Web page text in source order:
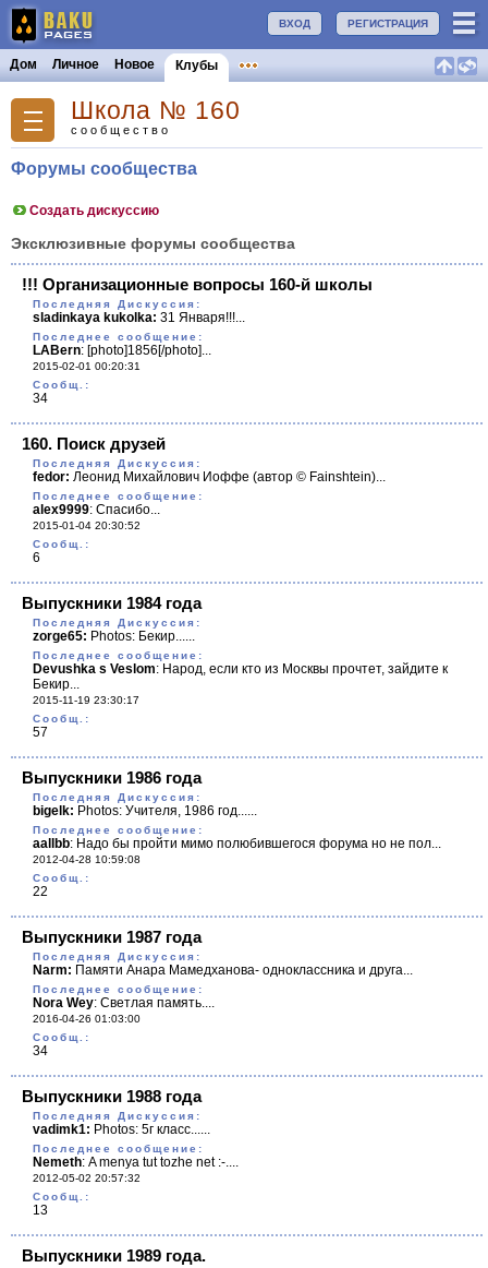
РЕГИСТРАЦИЯ
ВХОД
Дом Личное Новое Клубы
Школа № 160
сообщество
Форумы сообщества
Создать дискуссию
Эксклюзивные форумы сообщества
!!! Организационные вопросы 160-й школы
Последняя Дискуссия:
sladinkaya kukolka: 31 Января!!!...
Последнее сообщение:
LABern: [photo]1856[/photo]...
2015-02-01 00:20:31
Cообщ.:
34
160. Поиск друзей
Последняя Дискуссия:
fedor: Леонид Михайлович Иоффе (автор © Fainshtein)...
Последнее сообщение:
alex9999: Спасибо...
2015-01-04 20:30:52
Cообщ.:
6
Выпускники 1984 года
Последняя Дискуссия:
zorge65: Photos: Бекир......
Последнее сообщение:
Devushka s Veslom: Народ, если кто из Москвы прочтет, зайдите к
Бекир...
2015-11-19 23:30:17
Cообщ.:
57
Выпускники 1986 года
Последняя Дискуссия:
bigelk: Photos: Учителя, 1986 год......
Последнее сообщение:
aallbb: Надо бы пройти мимо полюбившегося форума но не пол...
2012-04-28 10:59:08
Cообщ.:
22
Выпускники 1987 года
Последняя Дискуссия:
Narm: Памяти Анара Мамедханова- одноклассника и друга...
Последнее сообщение:
Nora Wey: Светлая память....
2016-04-26 01:03:00
Cообщ.:
34
Выпускники 1988 года
Последняя Дискуссия:
vadimk1: Photos: 5г класс......
Последнее сообщение:
Nemeth: A menya tut tozhe net :-....
2012-05-02 20:57:32
Cообщ.:
13
Выпускники 1989 года.